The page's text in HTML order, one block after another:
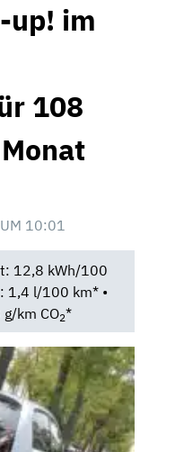
up! im
108
10:01
12,8 kWh/100
1,4 l/100 km* •
km CO2*